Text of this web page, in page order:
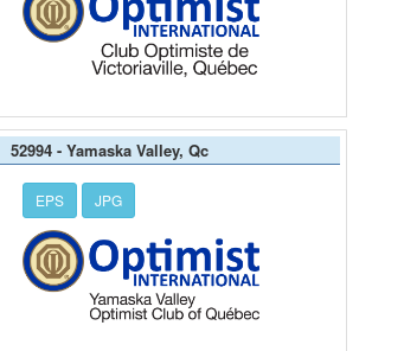
52994 - Yamaska Valley, Qc
EPS JPG